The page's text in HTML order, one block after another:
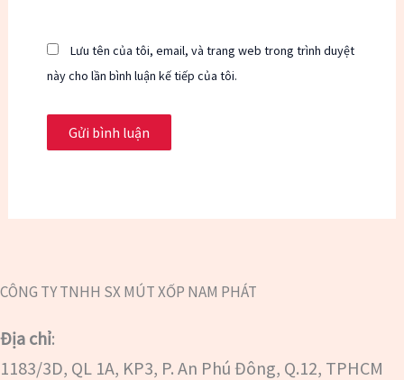
Lưu tên của tôi, email, và trang web trong trình duyệt
này cho lần bình luận kế tiếp của tôi.
CÔNG TY TNHH SX MÚT XỐP NAM PHÁT
Địa chỉ:
1183/3D, QL 1A, KP3, P. An Phú Đông, Q.12, TPHCM